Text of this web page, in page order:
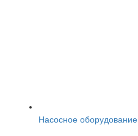
Насосное оборудование